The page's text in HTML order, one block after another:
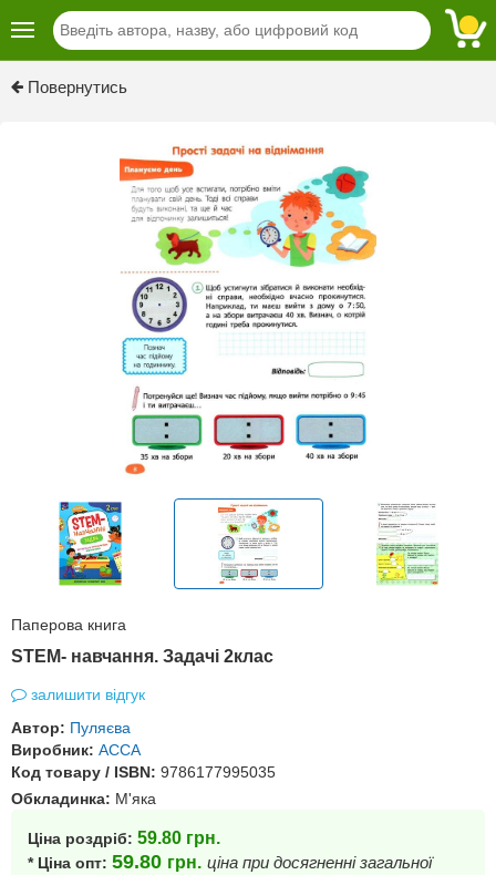
Повернутись
Паперова книга
STEM- навчання. Задачі 2клас
залишити відгук
Автор: Пуляєва
Виробник: АССА
Код товару / ISBN: 9786177995035
Обкладинка: М'яка
Ціна роздріб: 59.80 грн.
* Ціна опт: 59.80 грн. ціна при досягненні загальної